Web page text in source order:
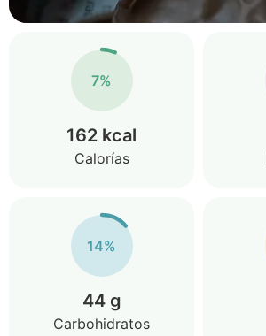
7%
162 kcal
Calorías
14%
44 g
Carbohidratos